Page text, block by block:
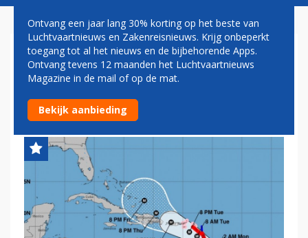
ORKAAN MARIA ONDERWEG
NAAR SABA EN SINT-
EUSTATIUS
Ontvang een jaar lang 30% korting op het beste van
Luchtvaartnieuws en Zakenreisnieuws. Krijg onbeperkt
toegang tot al het nieuws en de bijbehorende Apps.
Ontvang tevens 12 maanden het Luchtvaartnieuws
Magazine in de mail of op de mat.
Bekijk aanbieding